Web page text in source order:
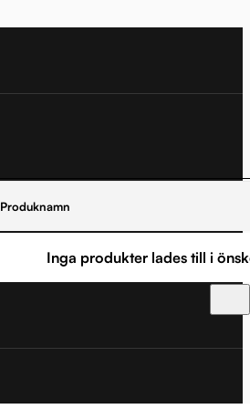
Produknamn
Inga produkter lades till i